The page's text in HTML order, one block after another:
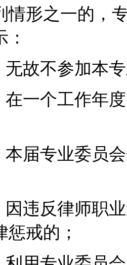
情形之一的，
无故不参加本
在一个工作年
本届专业委员
因违反律师职
戒的；